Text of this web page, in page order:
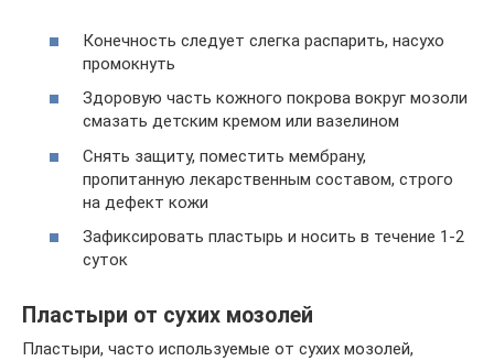
Конечность следует слегка распарить, насухо
промокнуть
Здоровую часть кожного покрова вокруг мозоли
смазать детским кремом или вазелином
Снять защиту, поместить мембрану,
пропитанную лекарственным составом, строго
на дефект кожи
Зафиксировать пластырь и носить в течение 1-2
суток
Пластыри от сухих мозолей
Пластыри, часто используемые от сухих мозолей,